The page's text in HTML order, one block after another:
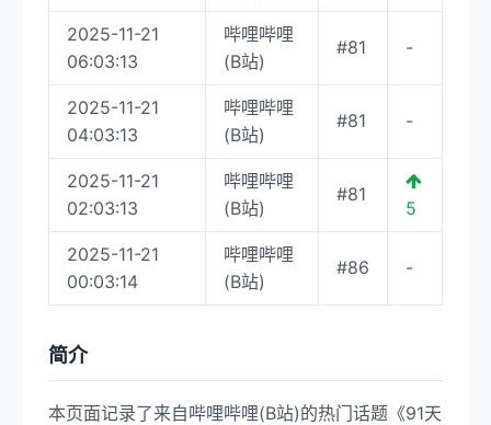
2025-11-21
06:03:13
哔哩哔哩
(B站)
#81 -
2025-11-21
04:03:13
哔哩哔哩
(B站)
#81 -
2025-11-21
02:03:13
哔哩哔哩
(B站)
#81
5
2025-11-21
00:03:14
哔哩哔哩
(B站)
#86 -
简介
本页面记录了来自哔哩哔哩(B站)的热门话题《91天